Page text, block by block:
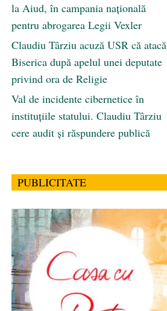
la Aiud, în campania națională
pentru abrogarea Legii Vexler
Claudiu Târziu acuză USR că atacă
Biserica după apelul unei deputate
privind ora de Religie
Val de incidente cibernetice în
instituțiile statului. Claudiu Târziu
cere audit și răspundere publică
PUBLICITATE